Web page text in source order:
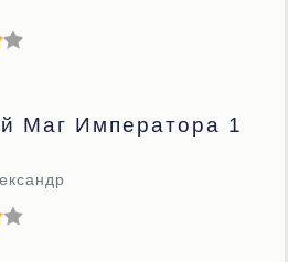
Маг Императора 1